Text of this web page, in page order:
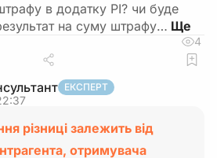
в додатку РІ? чи буде
на суму штрафу…
4
ЕКСПЕРТ
різниці залежить від
отримувача